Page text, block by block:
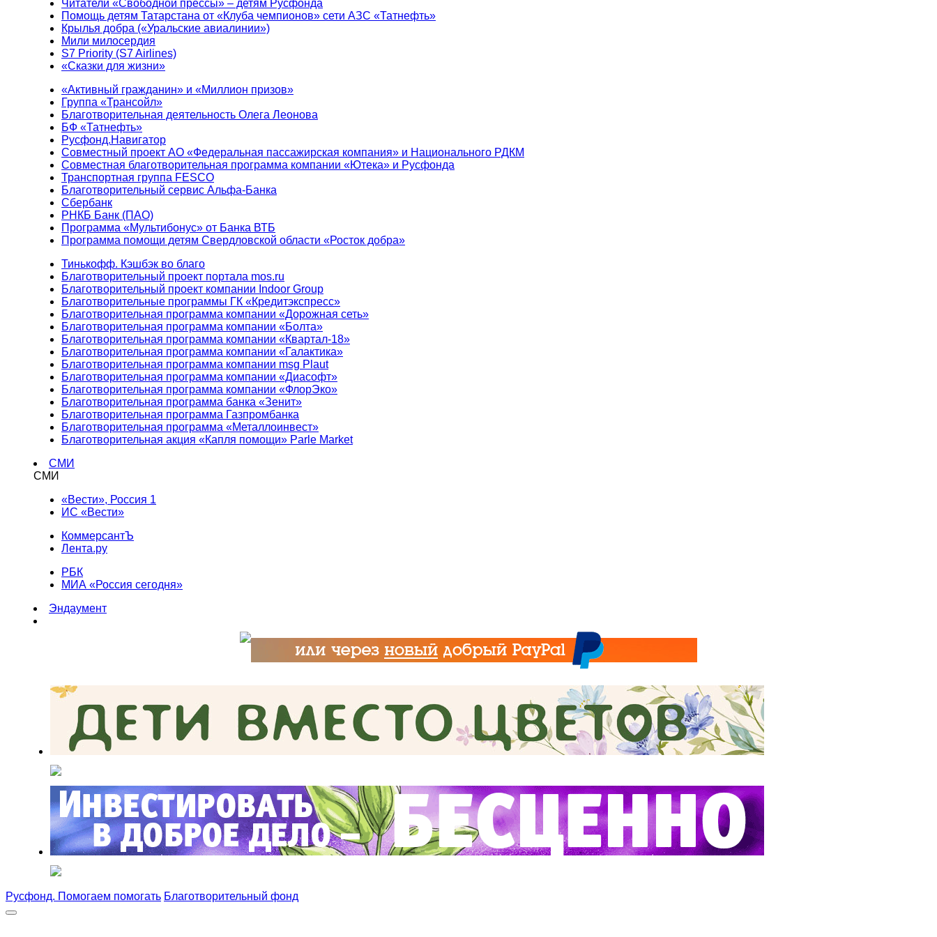
Читатели «Свободной прессы» – детям Русфонда
Помощь детям Татарстана от «Клуба чемпионов» сети АЗС «Татнефть»
Крылья добра («Уральские авиалинии»)
Мили милосердия
S7 Priority (S7 Airlines)
«Сказки для жизни»
«Активный гражданин» и «Миллион призов»
Группа «Трансойл»
Благотворительная деятельность Олега Леонова
БФ «Татнефть»
Русфонд.Навигатор
Совместный проект АО «Федеральная пассажирская компания» и Национального РДКМ
Совместная благотворительная программа компании «Ютека» и Русфонда
Транспортная группа FESCO
Благотворительный сервис Альфа-Банка
Сбербанк
РНКБ Банк (ПАО)
Программа «Мультибонус» от Банка ВТБ
Программа помощи детям Свердловской области «Росток добра»
Тинькофф. Кэшбэк во благо
Благотворительный проект портала mos.ru
Благотворительный проект компании Indoor Group
Благотворительные программы ГК «Кредитэкспресс»
Благотворительная программа компании «Дорожная сеть»
Благотворительная программа компании «Болта»
Благотворительная программа компании «Квартал-18»
Благотворительная программа компании «Галактика»
Благотворительная программа компании msg Plaut
Благотворительная программа компании «Диасофт»
Благотворительная программа компании «ФлорЭко»
Благотворительная программа банка «Зенит»
Благотворительная программа Газпромбанка
Благотворительная программа «Металлоинвест»
Благотворительная акция «Капля помощи» Parle Market
СМИ
СМИ
«Вести», Россия 1
ИС «Вести»
КоммерсантЪ
Лента.ру
РБК
МИА «Россия сегодня»
Эндаумент
Русфонд. Помогаем помогать Благотворительный фонд